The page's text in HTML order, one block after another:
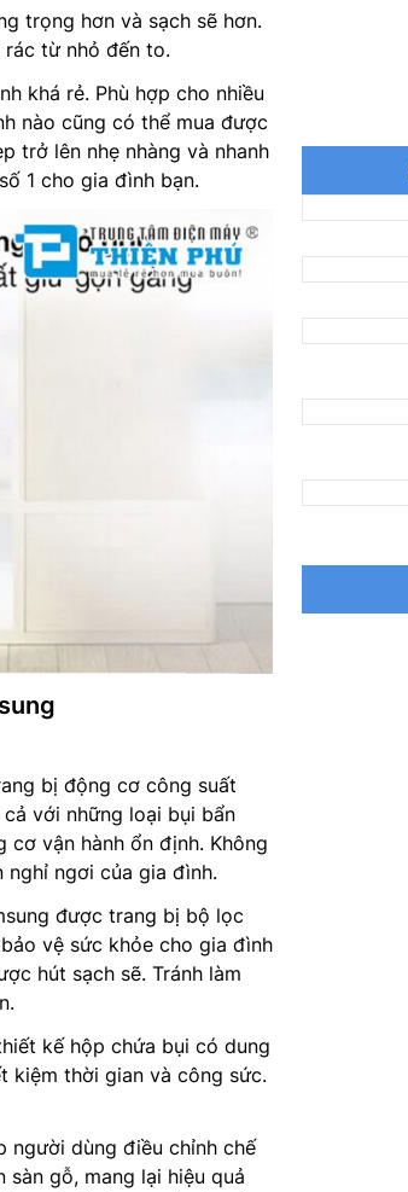
trọng hơn và sạch sẽ hơn.
từ nhỏ đến to.
khá rẻ. Phù hợp cho nhiều
nào cũng có thể mua được
trở lên nhẹ nhàng và nhanh
1 cho gia đình bạn.
bị động cơ công suất
với những loại bụi bẩn
cơ vận hành ổn định. Không
nghỉ ngơi của gia đình.
được trang bị bộ lọc
vệ sức khỏe cho gia đình
hút sạch sẽ. Tránh làm
kế hộp chứa bụi có dung
kiệm thời gian và công sức.
người dùng điều chỉnh chế
gỗ, mang lại hiệu quả